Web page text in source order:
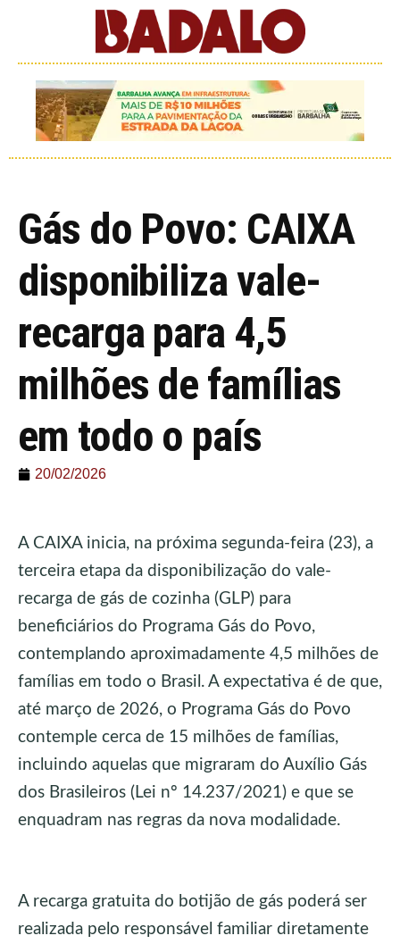
Gás do Povo: CAIXA
disponibiliza vale-
recarga para 4,5
milhões de famílias
em todo o país
20/02/2026
A CAIXA inicia, na próxima segunda-feira (23), a
terceira etapa da disponibilização do vale-
recarga de gás de cozinha (GLP) para
beneficiários do Programa Gás do Povo,
contemplando aproximadamente 4,5 milhões de
famílias em todo o Brasil. A expectativa é de que,
até março de 2026, o Programa Gás do Povo
contemple cerca de 15 milhões de famílias,
incluindo aquelas que migraram do Auxílio Gás
dos Brasileiros (Lei nº 14.237/2021) e que se
enquadram nas regras da nova modalidade.
A recarga gratuita do botijão de gás poderá ser
realizada pelo responsável familiar diretamente